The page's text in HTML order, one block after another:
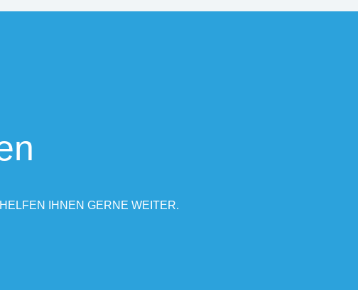
IHNEN GERNE WEITER.